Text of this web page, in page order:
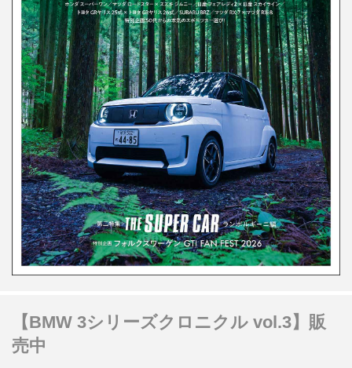
【BMW 3シリーズクロニクル vol.3】販
売中